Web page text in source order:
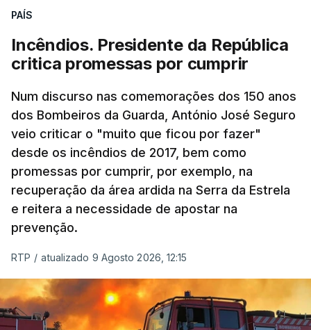
Mehr na rede social Telegram, como aquilo que
israelita, que nos últimos tempos vem dando conta
de que o líder supremo iraniano estará em estado
crítico na sequência do bombardeamento que no
último dia de fevereiro passado matou o pai, o
ayatollah Ali Khamenei, e outros membros da
família.
As imagens mostram Mojtaba Khamenei no que
será uma aula religiosa, mas sem qualquer
indicação adicional.
Ao mesmo tempo é também divulgada a realização
Pezeshkian e o ayatollah Khamenei que,
assinalando o início do terceiro ano de Pezeshkian
PAÍS
Incêndios. Presidente da República
critica promessas por cumprir
Num discurso nas comemorações dos 150 anos
dos Bombeiros da Guarda, António José Seguro
veio criticar o "muito que ficou por fazer"
desde os incêndios de 2017, bem como
promessas por cumprir, por exemplo, na
recuperação da área ardida na Serra da Estrela
e reitera a necessidade de apostar na
prevenção.
RTP / atualizado 9 Agosto 2026, 12:15